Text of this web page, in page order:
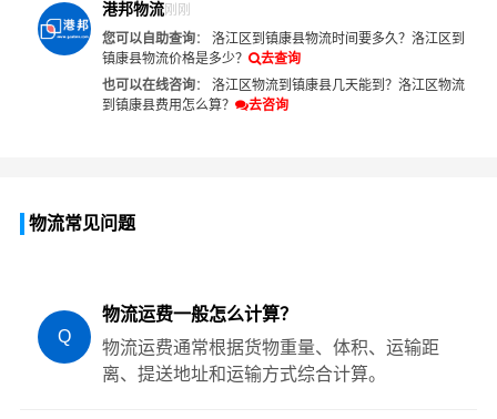
港邦物流刚刚
您可以自助查询： 洛江区到镇康县物流时间要多久？ 洛江区到
镇康县物流价格是多少？
去查询
也可以在线咨询： 洛江区物流到镇康县几天能到？ 洛江区物流
到镇康县费用怎么算？
去咨询
物流常见问题
Q
物流运费一般怎么计算？
物流运费通常根据货物重量、体积、运输距
离、提送地址和运输方式综合计算。